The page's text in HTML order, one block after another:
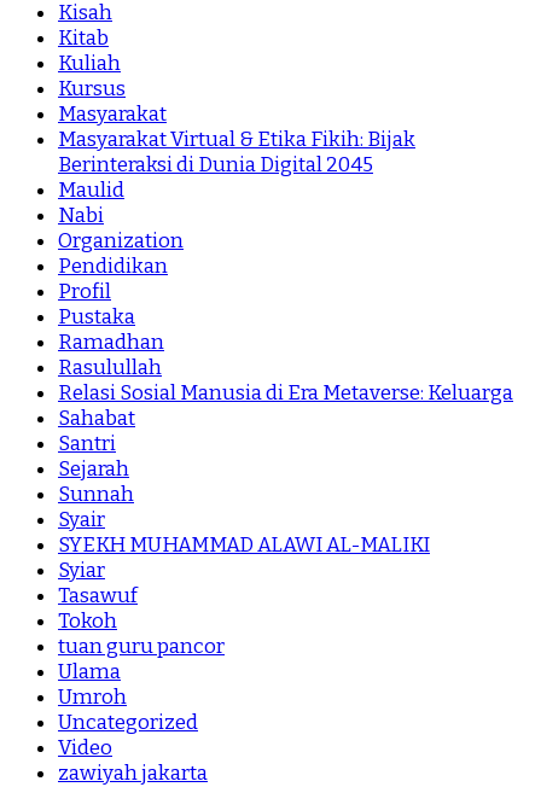
Kisah
Kitab
Kuliah
Kursus
Masyarakat
Masyarakat Virtual & Etika Fikih: Bijak
Berinteraksi di Dunia Digital 2045
Maulid
Nabi
Organization
Pendidikan
Profil
Pustaka
Ramadhan
Rasulullah
Relasi Sosial Manusia di Era Metaverse: Keluarga
Sahabat
Santri
Sejarah
Sunnah
Syair
SYEKH MUHAMMAD ALAWI AL-MALIKI
Syiar
Tasawuf
Tokoh
tuan guru pancor
Ulama
Umroh
Uncategorized
Video
zawiyah jakarta